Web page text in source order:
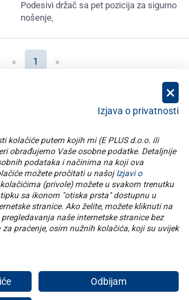
Podesivi držač sa pet pozicija za sigurno
nošenje,
« 1 (current)
»
d.o.o. © Copyright 2026
Izjava o privatnosti
kolačiće putem kojih mi (E PLUS d.o.o. ili
obrađujemo Vaše osobne podatke. Detaljnije
podataka i načinima na koji ova
možete pročitati u našoj Izjavi o
(privole) možete u svakom trenutku
sa ikonom "otiska prsta" dostupnu u
stranice. Ako želite, možete kliknuti na
naše internetske stranice bez
praćenje, osim nužnih kolačića, koji su uvijek
Odbijam